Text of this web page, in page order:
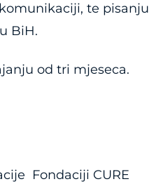
te pisanju
BiH.
od tri mjeseca.
Fondaciji CURE